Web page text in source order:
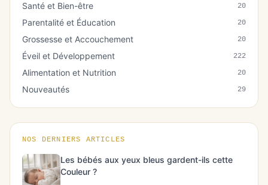
Santé et Bien-être 20
Parentalité et Éducation 20
Grossesse et Accouchement 20
Éveil et Développement 222
Alimentation et Nutrition 20
Nouveautés 29
NOS DERNIERS ARTICLES
Les bébés aux yeux bleus gardent-ils cette
Couleur ?